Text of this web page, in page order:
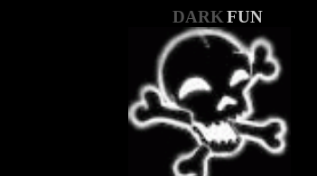
DARKFUN